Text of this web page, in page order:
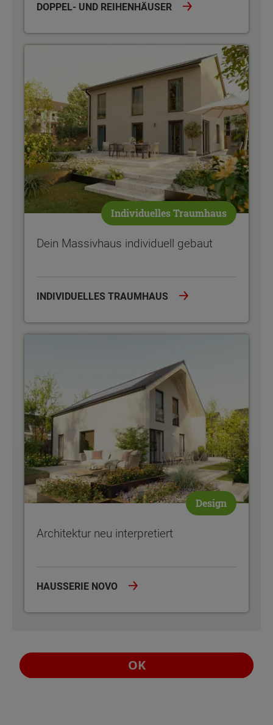
DOPPEL- UND REIHENHÄUSER
Individuelles Traumhaus
Dein Massivhaus individuell gebaut
INDIVIDUELLES TRAUMHAUS
Design
Architektur neu interpretiert
HAUSSERIE NOVO